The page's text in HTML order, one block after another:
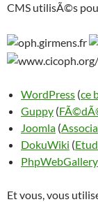
CMS utilisÃ©s
WordPress (ce
Guppy (
Joomla (
DokuWiki (
PhpWebGallery
Et vous, vous